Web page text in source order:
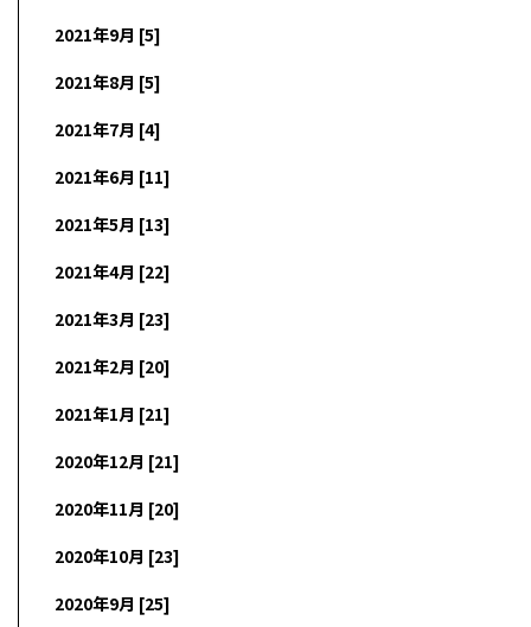
2021年9月 [5]
2021年8月 [5]
2021年7月 [4]
2021年6月 [11]
2021年5月 [13]
2021年4月 [22]
2021年3月 [23]
2021年2月 [20]
2021年1月 [21]
2020年12月 [21]
2020年11月 [20]
2020年10月 [23]
2020年9月 [25]